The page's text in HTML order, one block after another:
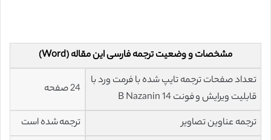
مشخصات و وضعیت ترجمه فارسی این مقاله (Word)
تعداد صفحات ترجمه تایپ شده با فرمت ورد با
قابلیت ویرایش و فونت 14 B Nazanin
24 صفحه
ترجمه عناوین تصاویر
ترجمه شده است